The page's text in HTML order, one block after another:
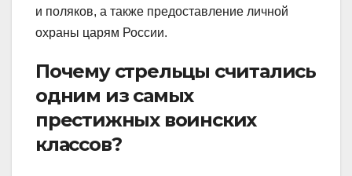
и поляков, а также предоставление личной
охраны царям России.
Почему стрельцы считались
одним из самых
престижных воинских
классов?